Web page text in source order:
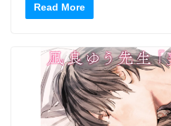
Read More